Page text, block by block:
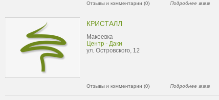
Отзывы и комментарии (0) Подробнее
КРИСТАЛЛ
Макеевка
Центр - Даки
ул. Островского, 12
Отзывы и комментарии (0) Подробнее